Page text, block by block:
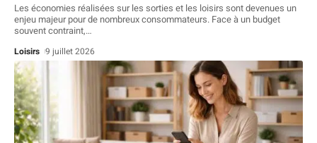
Les économies réalisées sur les sorties et les loisirs sont devenues un
enjeu majeur pour de nombreux consommateurs. Face à un budget
souvent contraint,…
Loisirs 9 juillet 2026